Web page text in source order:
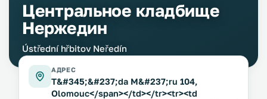
Центральное кладбище
Нержедин
Ústřední hřbitov Neředín
АДРЕС
T&#345;&#237;da M&#237;ru 104,
Olomouc</span></td></tr><tr><td